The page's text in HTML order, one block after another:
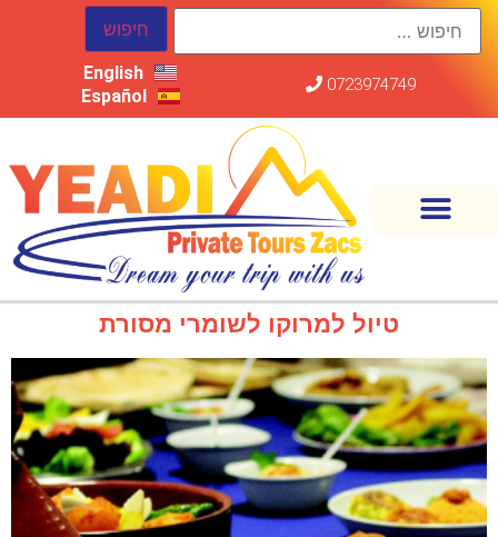
0723974749
English
Español
טיול למרוקו לשומרי מסורת